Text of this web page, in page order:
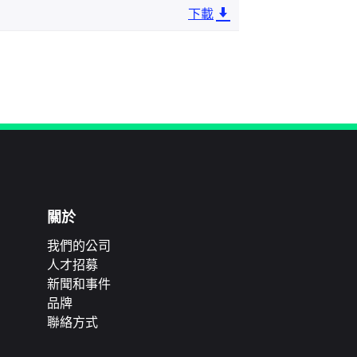
下載
關於
我們的公司
人才招募
新聞和事件
品牌
聯絡方式